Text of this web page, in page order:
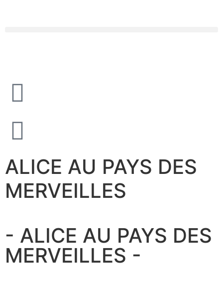
ALICE AU PAYS DES
MERVEILLES
- ALICE AU PAYS DES
MERVEILLES -